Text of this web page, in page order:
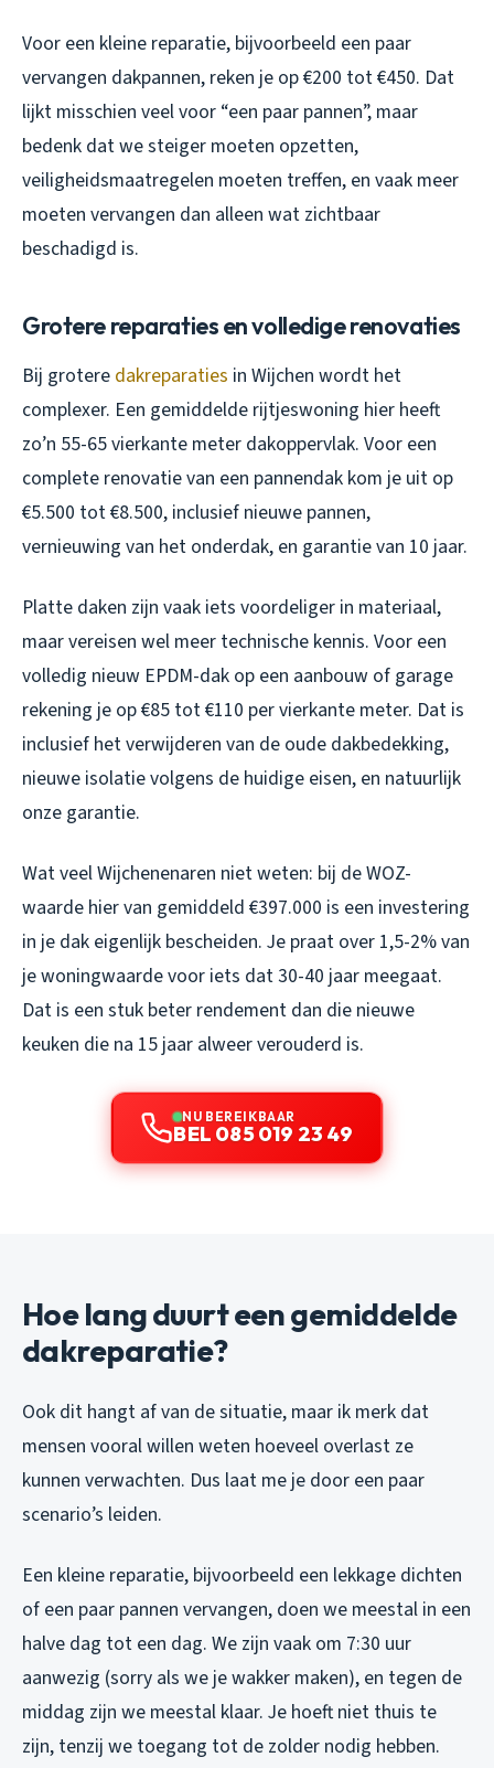
Voor een kleine reparatie, bijvoorbeeld een paar
vervangen dakpannen, reken je op €200 tot €450. Dat
lijkt misschien veel voor “een paar pannen”, maar
bedenk dat we steiger moeten opzetten,
veiligheidsmaatregelen moeten treffen, en vaak meer
moeten vervangen dan alleen wat zichtbaar
beschadigd is.
Grotere reparaties en volledige renovaties
Bij grotere dakreparaties in Wijchen wordt het
complexer. Een gemiddelde rijtjeswoning hier heeft
zo’n 55-65 vierkante meter dakoppervlak. Voor een
complete renovatie van een pannendak kom je uit op
€5.500 tot €8.500, inclusief nieuwe pannen,
vernieuwing van het onderdak, en garantie van 10 jaar.
Platte daken zijn vaak iets voordeliger in materiaal,
maar vereisen wel meer technische kennis. Voor een
volledig nieuw EPDM-dak op een aanbouw of garage
rekening je op €85 tot €110 per vierkante meter. Dat is
inclusief het verwijderen van de oude dakbedekking,
nieuwe isolatie volgens de huidige eisen, en natuurlijk
onze garantie.
Wat veel Wijchenenaren niet weten: bij de WOZ-
waarde hier van gemiddeld €397.000 is een investering
in je dak eigenlijk bescheiden. Je praat over 1,5-2% van
je woningwaarde voor iets dat 30-40 jaar meegaat.
Dat is een stuk beter rendement dan die nieuwe
keuken die na 15 jaar alweer verouderd is.
NU BEREIKBAAR
BEL 085 019 23 49
Hoe lang duurt een gemiddelde
dakreparatie?
Ook dit hangt af van de situatie, maar ik merk dat
mensen vooral willen weten hoeveel overlast ze
kunnen verwachten. Dus laat me je door een paar
scenario’s leiden.
Een kleine reparatie, bijvoorbeeld een lekkage dichten
of een paar pannen vervangen, doen we meestal in een
halve dag tot een dag. We zijn vaak om 7:30 uur
aanwezig (sorry als we je wakker maken), en tegen de
middag zijn we meestal klaar. Je hoeft niet thuis te
zijn, tenzij we toegang tot de zolder nodig hebben.